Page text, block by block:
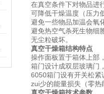
在真空条件下对物品进
可降低干燥温度（压力
避免一些物品加温会氧
避免热空气杀死生物细
无尘粒破坏。
真空干燥箱结构特点
操作面板置于箱体上部
箱门设计成双层玻璃门
6050箱门设有开关松
zui少的能量损失（零